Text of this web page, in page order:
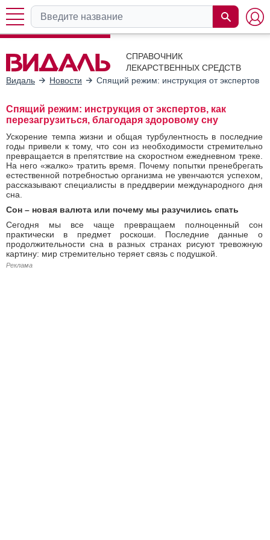
СПРАВОЧНИК
ЛЕКАРСТВЕННЫХ СРЕДСТВ
Видаль
Новости Спящий режим: инструкция от экспертов,
Спящий режим: инструкция от экспертов, как
перезагрузиться, благодаря здоровому сну
Ускорение темпа жизни и общая турбулентность в последние
годы привели к тому, что сон из необходимости стремительно
превращается в препятствие на скоростном ежедневном треке.
На него «жалко» тратить время. Почему попытки пренебрегать
естественной потребностью организма не увенчаются успехом,
рассказывают специалисты в преддверии международного дня
сна.
Сон – новая валюта или почему мы разучились спать
Сегодня мы все чаще превращаем полноценный сон
практически в предмет роскоши. Последние данные о
продолжительности сна в разных странах рисуют тревожную
картину: мир стремительно теряет связь с подушкой.
Реклама